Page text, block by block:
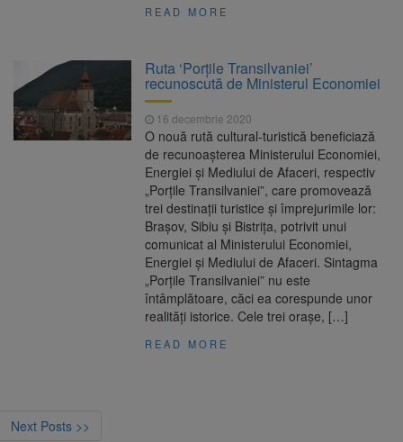
READ MORE
Ruta ‘Porţile Transilvaniei’
recunoscută de Ministerul Economiei
16 decembrie 2020
O nouă rută cultural-turistică beneficiază
de recunoaşterea Ministerului Economiei,
Energiei şi Mediului de Afaceri, respectiv
„Porţile Transilvaniei”, care promovează
trei destinaţii turistice şi împrejurimile lor:
Braşov, Sibiu şi Bistriţa, potrivit unui
comunicat al Ministerului Economiei,
Energiei şi Mediului de Afaceri. Sintagma
„Porţile Transilvaniei” nu este
întâmplătoare, căci ea corespunde unor
realităţi istorice. Cele trei oraşe, […]
READ MORE
Next Posts >>